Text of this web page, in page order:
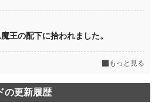
王の配下に拾われました。
もっと見る
の更新履歴